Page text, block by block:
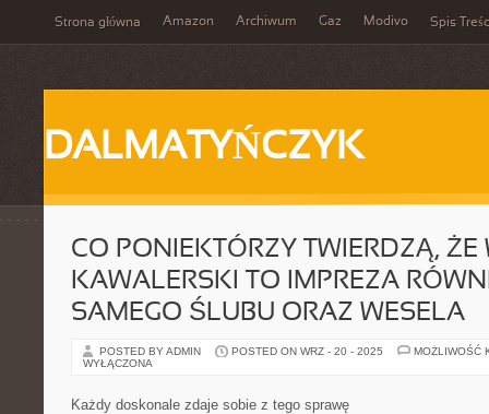
Strona główna Amazon Archiwum Gaz Modivo Spis
DALMATYŃCZYK
CO PONIEKTÓRZY TWIERDZĄ, ŻE
KAWALERSKI TO IMPREZA
SAMEGO ŚLUBU ORAZ WESELA
POSTED BY ADMIN POSTED ON WRZ - 20 - 2025
MOŻLIWOŚĆ
WYŁĄCZONA
Każdy doskonale zdaje sobie z tego sprawę